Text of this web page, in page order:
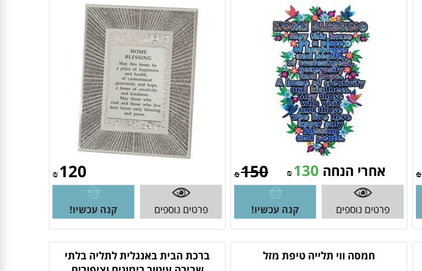
₪
₪150 אחרי הנחה ₪130
פרטים נוספים קנה עכשיו!
₪120
פרטים נוספים קנה עכשיו!
חמסה ווי תלייה טיפת מזל
ברכת הבית באנגלית לתליה בלתי